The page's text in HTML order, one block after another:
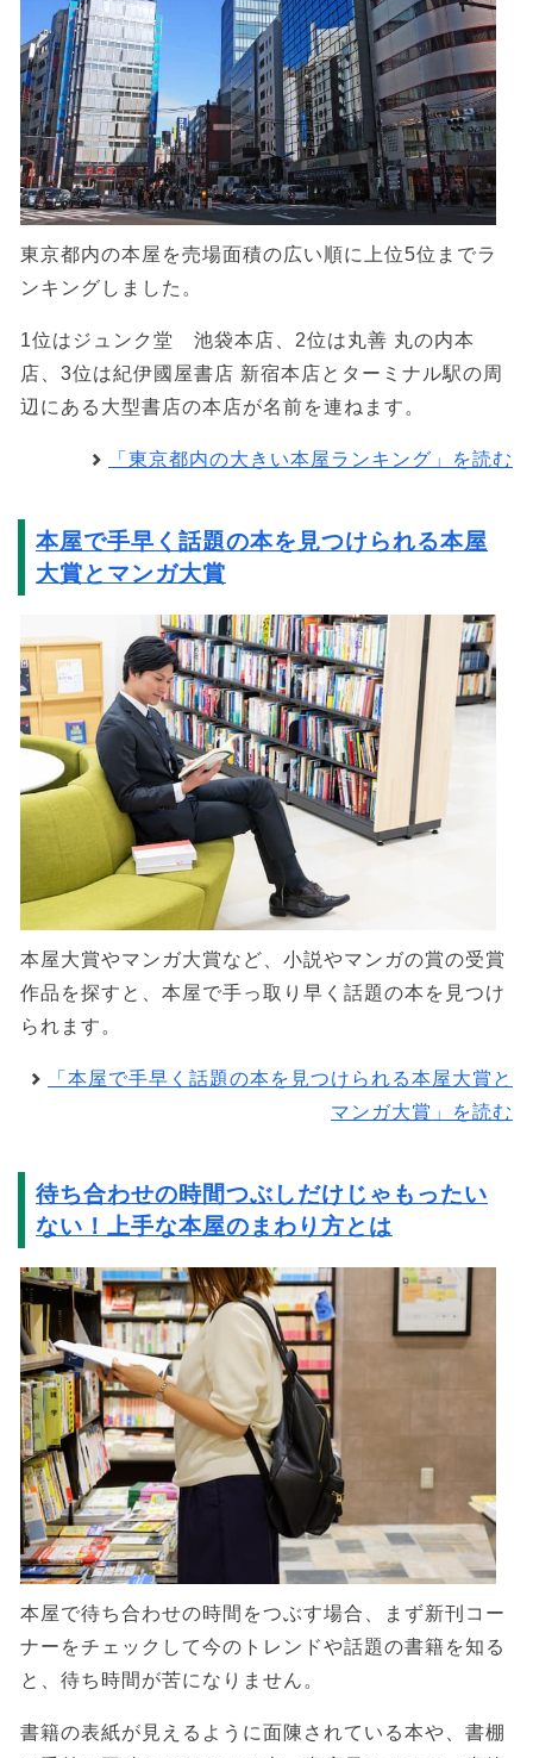
東京都内の本屋を売場面積の広い順に上位5位までラ
ンキングしました。
1位はジュンク堂 池袋本店、2位は丸善 丸の内本
店、3位は紀伊國屋書店 新宿本店とターミナル駅の周
辺にある大型書店の本店が名前を連ねます。
「東京都内の大きい本屋ランキング」を読む
本屋で手早く話題の本を見つけられる本屋
大賞とマンガ大賞
本屋大賞やマンガ大賞など、小説やマンガの賞の受賞
作品を探すと、本屋で手っ取り早く話題の本を見つけ
られます。
「本屋で手早く話題の本を見つけられる本屋大賞と
マンガ大賞」を読む
待ち合わせの時間つぶしだけじゃもったい
ない！上手な本屋のまわり方とは
本屋で待ち合わせの時間をつぶす場合、まず新刊コー
ナーをチェックして今のトレンドや話題の書籍を知る
と、待ち時間が苦になりません。
書籍の表紙が見えるように面陳されている本や、書棚